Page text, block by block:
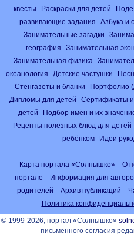
квесты
Раскраски для детей
развивающие задания
Азбука и
Занимательные загадки
география
Занимательная
Занимательная физика
океанология
Детские частушки
Стенгазеты и бланки
Портфолио
Дипломы для детей
Сертификаты
детей
Подбор имён и их
Рецепты полезных блюд для детей
ребёнком
Идеи
Карта портала «Солнышко» О
портале
Информация для
родителей
Архив публикаций
Политика
© 1999-2026, портал «Солнышко»
письменного согласия